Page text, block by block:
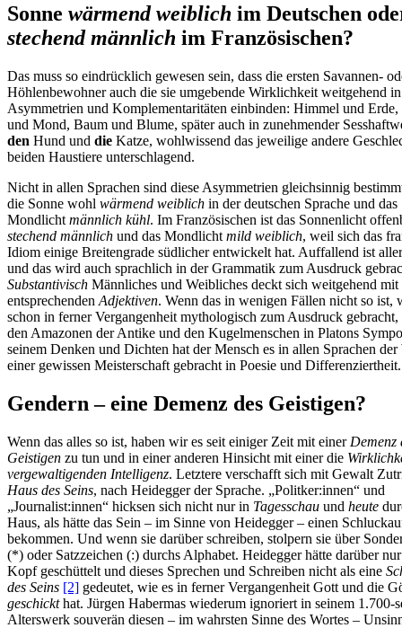
Sonne wärmend weiblich im Deutschen
stechend männlich im Französischen?
Das muss so eindrücklich gewesen sein, dass die ersten Savannen-
Höhlenbewohner auch die sie umgebende Wirklichkeit weitgehend
Asymmetrien und Komplementaritäten einbinden: Himmel und Erde,
und Mond, Baum und Blume, später auch in zunehmender
den Hund und die Katze, wohlwissend das jeweilige andere
beiden Haustiere unterschlagend.
Nicht in allen Sprachen sind diese Asymmetrien gleichsinnig
die Sonne wohl wärmend weiblich in der deutschen Sprache und das
Mondlicht männlich kühl. Im Französischen ist das Sonnenlicht
stechend männlich und das Mondlicht mild weiblich, weil sich das
Idiom einige Breitengrade südlicher entwickelt hat. Auffallend ist
und das wird auch sprachlich in der Grammatik zum Ausdruck
Substantivisch Männliches und Weibliches deckt sich weitgehend mit
entsprechenden Adjektiven. Wenn das in wenigen Fällen nicht so ist,
schon in ferner Vergangenheit mythologisch zum Ausdruck
den Amazonen der Antike und den Kugelmenschen in Platons
seinem Denken und Dichten hat der Mensch es in allen Sprachen der
einer gewissen Meisterschaft gebracht in Poesie und Differenziertheit.
Gendern – eine Demenz des Geistigen?
Wenn das alles so ist, haben wir es seit einiger Zeit mit einer Demenz
Geistigen zu tun und in einer anderen Hinsicht mit einer die
vergewaltigenden Intelligenz. Letztere verschafft sich mit Gewalt
Haus des Seins, nach Heidegger der Sprache. „Politker:innen“ und
„Journalist:innen“ hicksen sich nicht nur in Tagesschau und heute
Haus, als hätte das Sein – im Sinne von Heidegger – einen
bekommen. Und wenn sie darüber schreiben, stolpern sie über
(*) oder Satzzeichen (:) durchs Alphabet. Heidegger hätte darüber
Kopf geschüttelt und dieses Sprechen und Schreiben nicht als eine
des Seins [2] gedeutet, wie es in ferner Vergangenheit Gott und die
geschickthat. Jürgen Habermas wiederum ignoriert in seinem 1.700-
Alterswerk souverän diesen – im wahrsten Sinne des Wortes –